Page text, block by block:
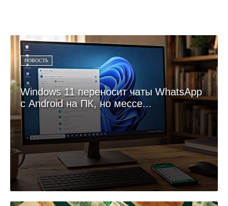
НОВОСТЬ
Windows 11 переносит чаты WhatsApp
с Android на ПК, но мессе...